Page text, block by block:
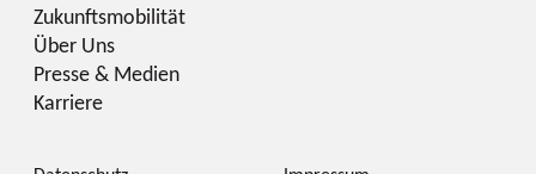
Zukunftsmobilität
Über Uns
Presse & Medien
Karriere